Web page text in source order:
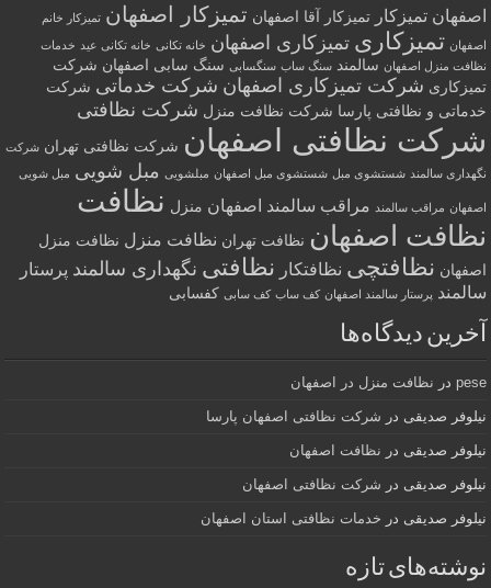
اصفهان تمیزکار تمیزکار آقا اصفهان تمیزکار اصفهان تمیزکار خانم
اصفهان تمیزکاری تمیزکاری اصفهان خانه تکانی خانه تکانی عید خدمات
نظافت منزل اصفهان سالمند سنگ ساب سنگسابی سنگ سابی اصفهان شرکت
تمیزکاری شرکت تمیزکاری اصفهان شرکت خدماتی شرکت
خدماتی و نظافتی پارسا شرکت نظافت منزل شرکت نظافتی
شرکت نظافتی اصفهان شرکت نظافتی تهران شرکت
نگهداری سالمند شستشوی مبل شستشوی مبل اصفهان مبلشویی مبل شویی مبل شویی
اصفهان مراقب سالمند مراقب سالمند اصفهان منزل نظافت
نظافت اصفهان نظافت تهران نظافت منزل نظافت منزل
اصفهان نظافتچی نظافتکار نظافتی نگهداری سالمند پرستار
سالمند پرستار سالمند اصفهان کف ساب کف سابی کفسابی
آخرین دیدگاه‌ها
pese در نظافت منزل در اصفهان
نیلوفر صدیقی در شرکت نظافتی اصفهان پارسا
نیلوفر صدیقی در نظافت اصفهان
نیلوفر صدیقی در شرکت نظافتی اصفهان
نیلوفر صدیقی در خدمات نظافتی استان اصفهان
نوشته‌های تازه